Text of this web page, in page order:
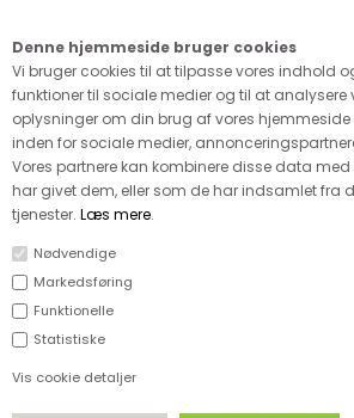
Denne hjemmeside bruger cookies
Vi bruger cookies til at tilpasse vores indhold
funktioner til sociale medier og til at analysere
oplysninger om din brug af vores
inden for sociale medier,
Vores partnere kan kombinere disse data
har givet dem, eller som de har indsamlet fra
tjenester. Læs mere.
Nødvendige
Markedsføring
Funktionelle
Statistiske
Vis cookie detaljer
FORSIDE›GARN›BRODERI